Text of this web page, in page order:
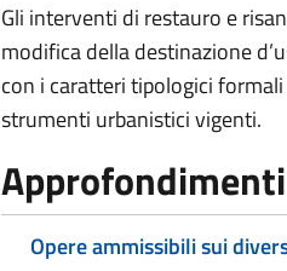
Gli interventi di restauro e
modifica della destinazione
con i caratteri tipologici
strumenti urbanistici vigenti.
Approfondimenti
Opere ammissibili sui